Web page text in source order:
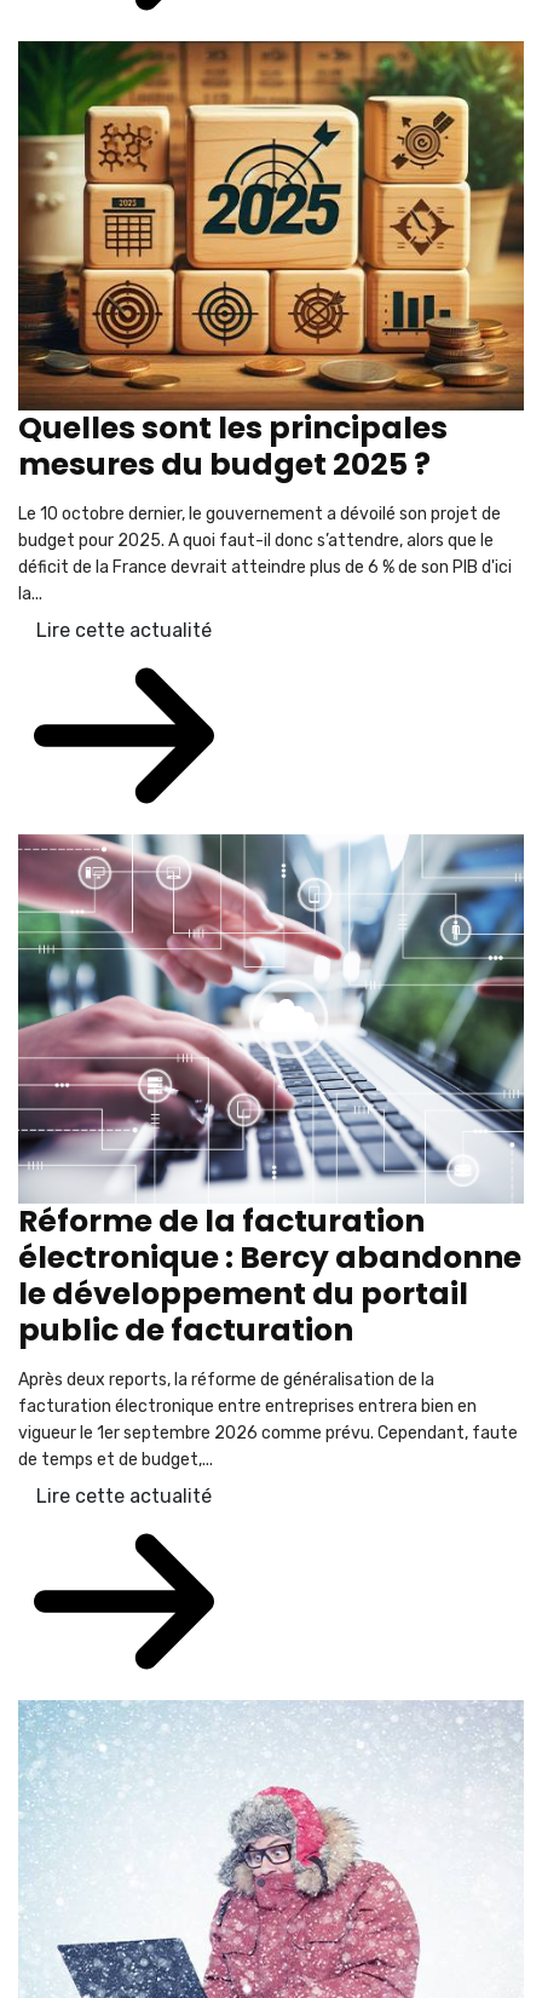
Quelles sont les principales
mesures du budget 2025 ?
Le 10 octobre dernier, le gouvernement a dévoilé son projet de
budget pour 2025. A quoi faut-il donc s’attendre, alors que le
déficit de la France devrait atteindre plus de 6 % de son PIB d'ici
la...
Lire cette actualité
Réforme de la facturation
électronique : Bercy abandonne
le développement du portail
public de facturation
Après deux reports, la réforme de généralisation de la
facturation électronique entre entreprises entrera bien en
vigueur le 1er septembre 2026 comme prévu. Cependant, faute
de temps et de budget,...
Lire cette actualité